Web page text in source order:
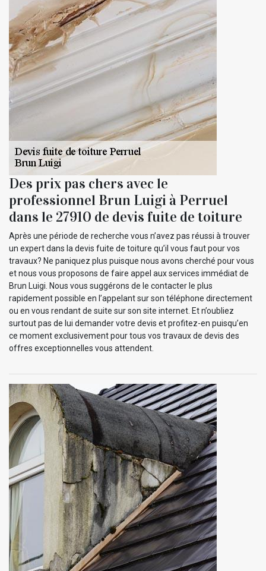
Des prix pas chers avec le
professionnel Brun Luigi à Perruel
dans le 27910 de devis fuite de toiture
Après une période de recherche vous n’avez pas réussi à trouver
un expert dans la devis fuite de toiture qu’il vous faut pour vos
travaux? Ne paniquez plus puisque nous avons cherché pour vous
et nous vous proposons de faire appel aux services immédiat de
Brun Luigi. Nous vous suggérons de le contacter le plus
rapidement possible en l’appelant sur son téléphone directement
ou en vous rendant de suite sur son site internet. Et n’oubliez
surtout pas de lui demander votre devis et profitez-en puisqu’en
ce moment exclusivement pour tous vos travaux de devis des
offres exceptionnelles vous attendent.